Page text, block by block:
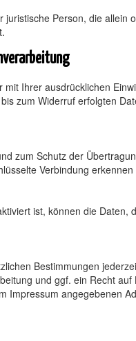
juristische Person, die
Ihrer ausdrücklichen
zum Widerruf erfolgten
zum Schutz der
Verbindung
ist, können die
Bestimmungen
und ggf. ein Recht
Impressum angegebenen